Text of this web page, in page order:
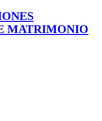
MATRIMONIO